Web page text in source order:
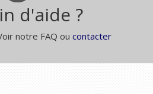
d'aide ?
notre FAQ ou contacter